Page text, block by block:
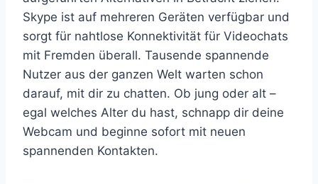
Skype ist auf mehreren Geräten verfügbar und
sorgt für nahtlose Konnektivität für Videochats
mit Fremden überall. Tausende spannende
Nutzer aus der ganzen Welt warten schon
darauf, mit dir zu chatten. Ob jung oder alt –
egal welches Alter du hast, schnapp dir deine
Webcam und beginne sofort mit neuen
spannenden Kontakten.